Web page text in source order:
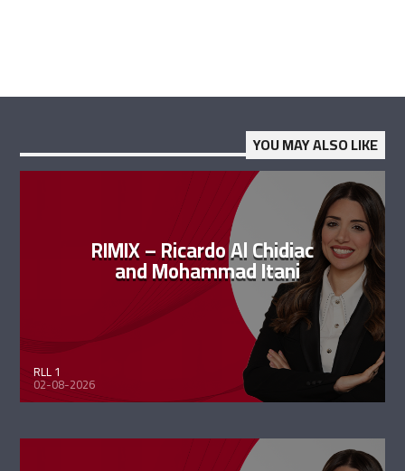
YOU MAY ALSO LIKE
RIMIX – Ricardo Al Chidiac
and Mohammad Itani
RLL 1
02-08-2026